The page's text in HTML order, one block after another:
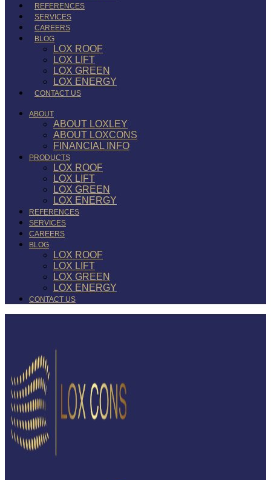
REFERENCES
SERVICES
CAREERS
BLOG
LOX ROOF
LOX LIFT
LOX GREEN
LOX ENERGY
CONTACT US
ABOUT
ABOUT LOXLEY
ABOUT LOXCONS
FINANCIAL INFO
PRODUCTS
LOX ROOF
LOX LIFT
LOX GREEN
LOX ENERGY
REFERENCES
SERVICES
CAREERS
BLOG
LOX ROOF
LOX LIFT
LOX GREEN
LOX ENERGY
CONTACT US